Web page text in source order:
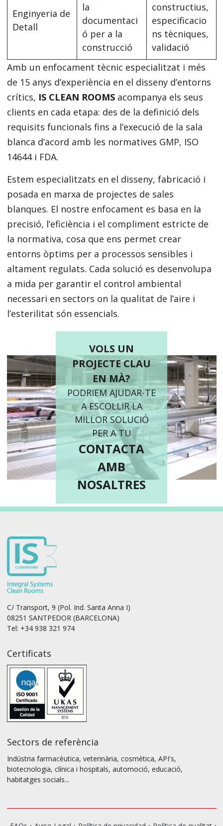
Enginyeria de
Detall
la
documentaci
ó per a la
construcció
constructius,
especificacio
ns tècniques,
validació
Amb un enfocament tècnic especialitzat i més
de 15 anys d’experiència en el disseny d’entorns
crítics, IS CLEAN ROOMSacompanya els seus
clients en cada etapa: des de la definició dels
requisits funcionals fins a l’execució de la sala
blanca d’acord amb les normatives GMP, ISO
14644 i FDA.
Estem especialitzats en el disseny, fabricació i
posada en marxa de projectes de sales
blanques. El nostre enfocament es basa en la
precisió, l’eficiència i el compliment estricte de
la normativa, cosa que ens permet crear
entorns òptims per a processos sensibles i
altament regulats. Cada solució es desenvolupa
a mida per garantir el control ambiental
necessari en sectors on la qualitat de l’aire i
l’esterilitat són essencials.
VOLS UN
PROJECTE CLAU
EN MÀ?
PODRIEM AJUDAR-TE
A ESCOLLIR LA
MILLOR SOLUCIÓ
PER A TU
CONTACTA
AMB
NOSALTRES
C/ Transport, 9 (Pol. Ind. Santa Anna I)
08251 SANTPEDOR (BARCELONA)
Tel: +34 938 321 974
Certificats
Sectors de referència
Indústria farmacèutica, veterinària, cosmètica, API's,
biotecnologia, clínica i hospitals, automoció, educació,
habitatges socials...